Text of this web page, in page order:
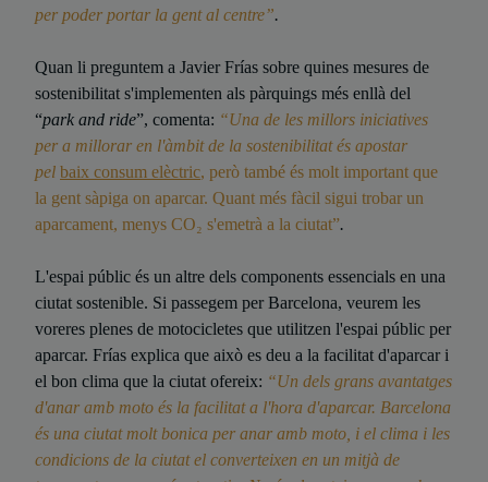
per poder portar la gent al centre”.
Quan li preguntem a Javier Frías sobre quines mesures de
sostenibilitat s'implementen als pàrquings més enllà del
“park and ride”, comenta: “Una de les millors iniciatives
per a millorar en l'àmbit de la sostenibilitat és apostar
pel baix consum elèctric, però també és molt important que
la gent sàpiga on aparcar. Quant més fàcil sigui trobar un
aparcament, menys CO₂ s'emetrà a la ciutat”.
L'espai públic és un altre dels components essencials en una
ciutat sostenible. Si passegem per Barcelona, veurem les
voreres plenes de motocicletes que utilitzen l'espai públic per
aparcar. Frías explica que això es deu a la facilitat d'aparcar i
el bon clima que la ciutat ofereix: “Un dels grans avantatges
d'anar amb moto és la facilitat a l'hora d'aparcar. Barcelona
és una ciutat molt bonica per anar amb moto, i el clima i les
condicions de la ciutat el converteixen en un mitjà de